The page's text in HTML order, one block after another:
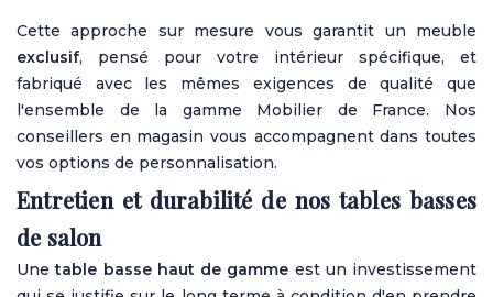
Cette approche sur mesure vous garantit un meuble
exclusif, pensé pour votre intérieur spécifique, et
fabriqué avec les mêmes exigences de qualité que
l'ensemble de la gamme Mobilier de France. Nos
conseillers en magasin vous accompagnent dans toutes
vos options de personnalisation.
Entretien et durabilité de nos tables basses
de salon
Unetable basse haut de gamme est un investissement